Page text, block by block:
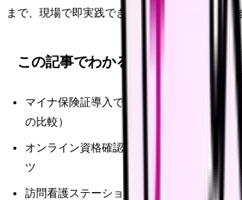
まで、現場で即実践できる内容をまとめていま
この記事でわかること
マイナ保険証導入で看護師の受付業務がど
の比較）
オンライン資格確認の操作手順と、スムー
ツ
訪問看護ステーションでのモバイル端末対